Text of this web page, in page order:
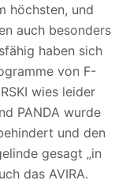
höchsten, und
auch besonders
haben sich
von F-
wies leider
PANDA wurde
und den
gesagt „in
das AVIRA.